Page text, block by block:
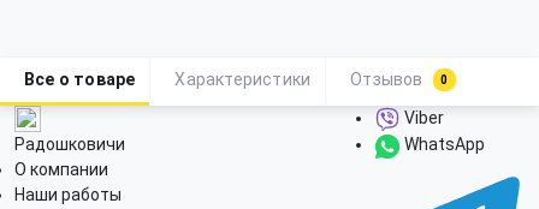
Радошковичи
О компании
Наши работы
Viber
WhatsApp
Все о товаре Характеристики Отзывов 0